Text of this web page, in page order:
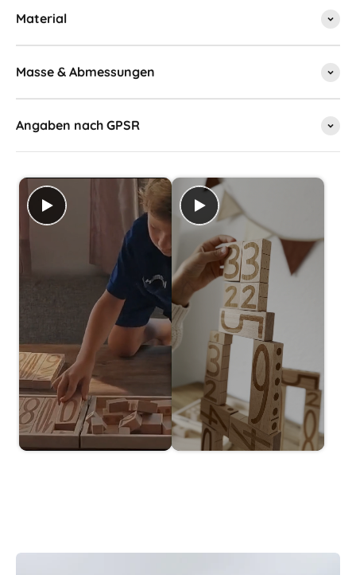
Material
Masse & Abmessungen
Angaben nach GPSR